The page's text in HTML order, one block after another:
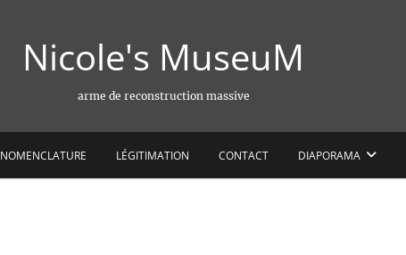
Nicole's MuseuM
arme de reconstruction massive
NOMENCLATURE LÉGITIMATION CONTACT DIAPORAMA